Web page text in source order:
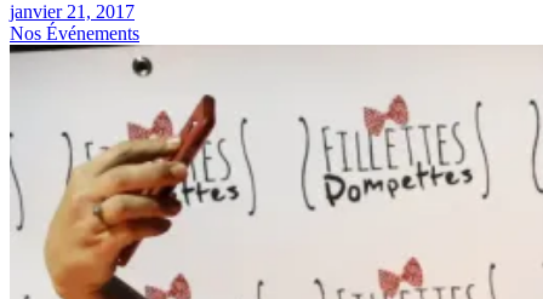
janvier 21, 2017
Nos Événements